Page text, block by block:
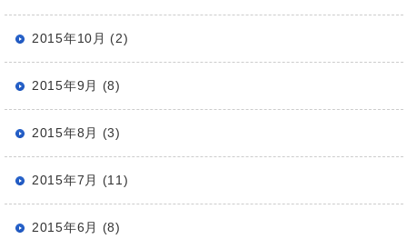
2015年10月 (2)
2015年9月 (8)
2015年8月 (3)
2015年7月 (11)
2015年6月 (8)